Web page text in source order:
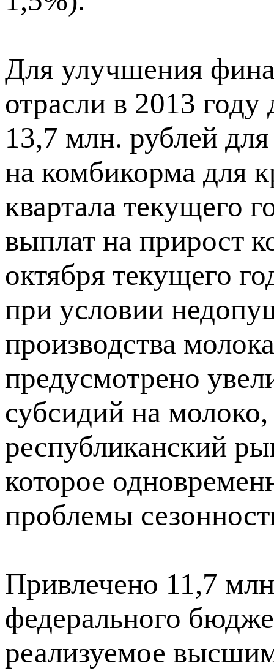
Для улучшения
отрасли в 2013
13,7 млн. рублей
на комбикорма для
квартала текущего
выплат на прирост
октября текущего
при условии
производства
предусмотрено
субсидий на
республиканский
которое
проблемы
Привлечено 11,7
федерального
реализуемое